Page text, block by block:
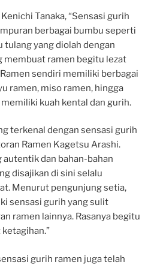
Tanaka, “Sensasi gurih
berbagai bumbu seperti
tulang yang diolah dengan
membuat ramen begitu lezat
sendiri memiliki berbagai
ramen, miso ramen, hingga
kuah kental dan gurih.
terkenal dengan sensasi gurih
Ramen Kagetsu Arashi.
autentik dan bahan-bahan
disajikan di sini selalu
Menurut pengunjung setia,
sensasi gurih yang sulit
ramen lainnya. Rasanya begitu
gurih ramen juga telah